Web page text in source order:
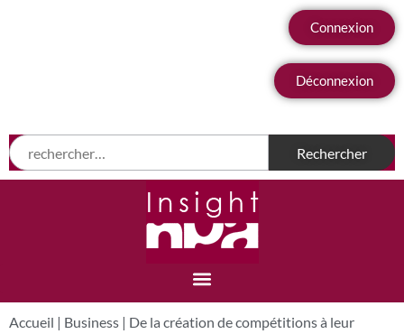
Connexion
Déconnexion
Accueil | Business | De la création de compétitions à leur